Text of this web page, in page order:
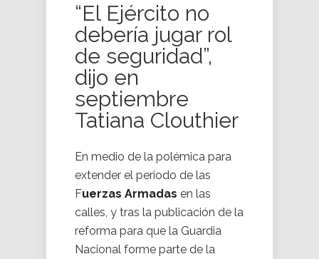
“El Ejército no
debería jugar rol
de seguridad”,
dijo en
septiembre
Tatiana Clouthier
En medio de la polémica para
extender el periodo de las
Fuerzas Armadas en las
calles, y tras la publicación de la
reforma para que la Guardia
Nacional forme parte de la